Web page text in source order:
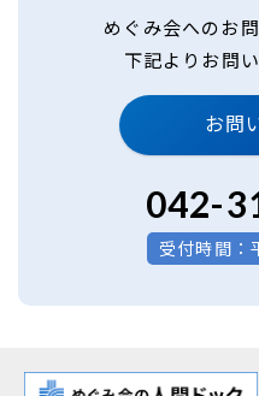
めぐみ会へのお
下記よりお問
お問
042-
受付時間：